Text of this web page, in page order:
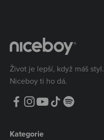
Život je lepší, když máš styl.
Niceboy ti ho dá.
Kategorie